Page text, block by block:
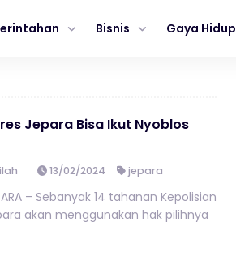
Bisnis Gaya Hidup
Jepara Bisa Ikut Nyoblos
13/02/2024 jepara
– Sebanyak 14 tahanan Kepolisian
akan menggunakan hak pilihnya